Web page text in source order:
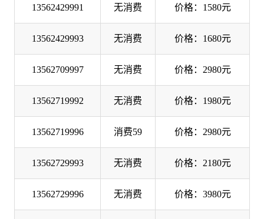
13562429991 无消费 价格：1580元
13562429993 无消费 价格：1680元
13562709997 无消费 价格：2980元
13562719992 无消费 价格：1980元
13562719996 消费59 价格：2980元
13562729993 无消费 价格：2180元
13562729996 无消费 价格：3980元